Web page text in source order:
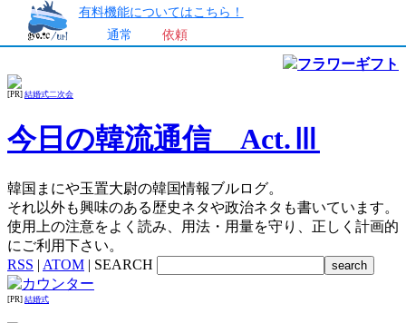
有料機能についてはこちら！
通常
依頼